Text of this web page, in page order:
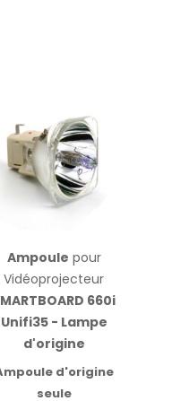
Ampoule pour
Vidéoprojecteur
660i
Unifi35 - Lampe
d'origine
d'origine
seule